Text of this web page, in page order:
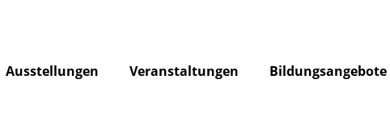
Ausstellungen Veranstaltungen Bildungsangebote